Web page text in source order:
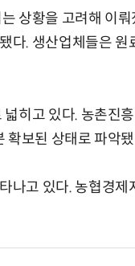
상황을 고려해 이
다. 생산업체들은
히고 있다. 농촌진
확보된 상태로 파악
나고 있다. 농협경